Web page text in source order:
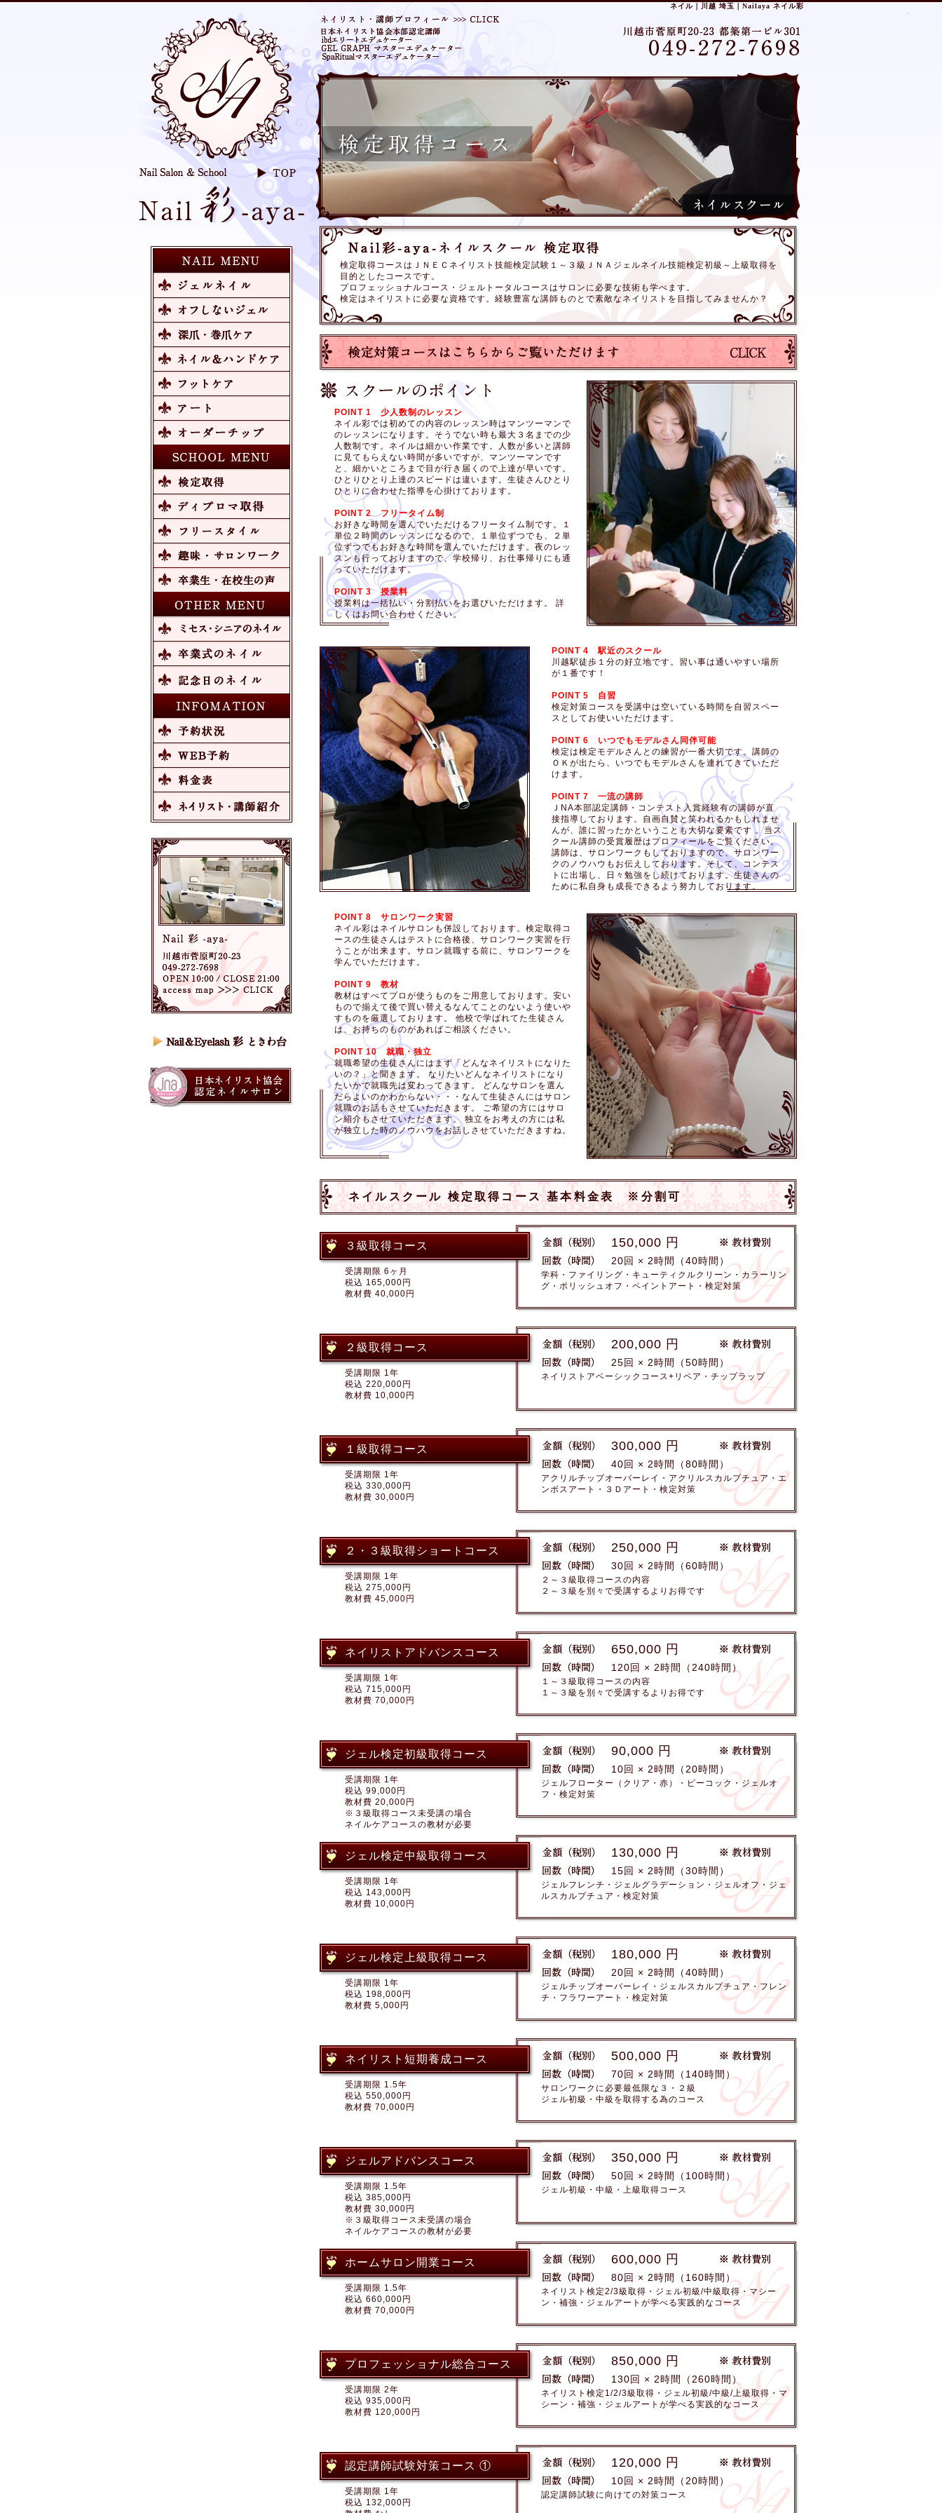
ネイル｜川越 埼玉｜Nailaya ネイル彩
検定取得コースはＪＮＥＣネイリスト技能検定試験１～３級ＪＮＡジェルネイル技能検定初級～上級取得を
目的としたコースです。
プロフェッショナルコース・ジェルトータルコースはサロンに必要な技術も学べます。
検定はネイリストに必要な資格です。経験豊富な講師ものとで素敵なネイリストを目指してみませんか？
POINT 1 少人数制のレッスン
ネイル彩では初めての内容のレッスン時はマンツーマンで
のレッスンになります。そうでない時も最大３名までの少
人数制です。ネイルは細かい作業です。人数が多いと講師
に見てもらえない時間が多いですが、マンツーマンです
と、細かいところまで目が行き届くので上達が早いです。
ひとりひとり上達のスピードは違います。生徒さんひとり
ひとりに合わせた指導を心掛けております。
POINT 2 フリータイム制
お好きな時間を選んでいただけるフリータイム制です。１
単位２時間のレッスンになるので、１単位ずつでも、２単
位ずつでもお好きな時間を選んでいただけます。夜のレッ
スンも行っておりますので、学校帰り、お仕事帰りにも通
っていただけます。
POINT 3 授業料
授業料は一括払い・分割払いをお選びいただけます。 詳
しくはお問い合わせください。
POINT 4 駅近のスクール
川越駅徒歩１分の好立地です。習い事は通いやすい場所
が１番です！
POINT 5 自習
検定対策コースを受講中は空いている時間を自習スペー
スとしてお使いいただけます。
POINT 6 いつでもモデルさん同伴可能
検定は検定モデルさんとの練習が一番大切です。講師の
ＯＫが出たら、いつでもモデルさんを連れてきていただ
けます。
POINT 7 一流の講師
ＪNA本部認定講師・コンテスト入賞経験有の講師が直
接指導しております。自画自賛と笑われるかもしれませ
んが、誰に習ったかということも大切な要素です 。当ス
クール講師の受賞履歴はプロフィールをご覧ください。
講師は、サロンワークもしておりますので、サロンワー
クのノウハウもお伝えしております。そして、コンテス
トに出場し、日々勉強をし続けております。生徒さんの
ために私自身も成長できるよう努力しております。
POINT 8 サロンワーク実習
ネイル彩はネイルサロンも併設しております。検定取得コ
ースの生徒さんはテストに合格後、サロンワーク実習を行
うことが出来ます。サロン就職する前に、サロンワークを
学んでいただけます。
POINT 9 教材
教材はすべてプロが使うものをご用意しております。安い
もので揃えて後で買い替えるなんてことのないよう使いや
すものを厳選しております。 他校で学ばれてた生徒さん
は、お持ちのものがあればご相談ください。
POINT 10 就職・独立
就職希望の生徒さんにはまず「どんなネイリストになりた
いの？」と聞きます。 なりたいどんなネイリストになり
たいかで就職先は変わってきます。 どんなサロンを選ん
だらよいのかわからない・・・なんて生徒さんにはサロン
就職のお話もさせていただきます。 ご希望の方にはサロ
ン紹介もさせていただきます。 独立をお考えの方には私
が独立した時のノウハウをお話しさせていただきますね。
ネイルスクール 検定取得コース 基本料金表 ※分割可
３級取得コース
受講期限 6ヶ月
税込 165,000円
教材費 40,000円
２級取得コース
受講期限 1年
税込 220,000円
教材費 10,000円
１級取得コース
受講期限 1年
税込 330,000円
教材費 30,000円
２・３級取得ショートコース
受講期限 1年
税込 275,000円
教材費 45,000円
ネイリストアドバンスコース
受講期限 1年
税込 715,000円
教材費 70,000円
ジェル検定初級取得コース
受講期限 1年
税込 99,000円
教材費 20,000円
※３級取得コース未受講の場合
ネイルケアコースの教材が必要
ジェル検定中級取得コース
受講期限 1年
税込 143,000円
教材費 10,000円
ジェル検定上級取得コース
受講期限 1年
税込 198,000円
教材費 5,000円
ネイリスト短期養成コース
受講期限 1.5年
税込 550,000円
教材費 70,000円
ジェルアドバンスコース
受講期限 1.5年
税込 385,000円
教材費 30,000円
※３級取得コース未受講の場合
ネイルケアコースの教材が必要
ホームサロン開業コース
受講期限 1.5年
税込 660,000円
教材費 70,000円
プロフェッショナル総合コース
受講期限 2年
税込 935,000円
教材費 120,000円
認定講師試験対策コース ①
受講期限 1年
税込 132,000円
150,000 円
20回 × 2時間（40時間）
学科・ファイリング・キューティクルクリーン・カラーリン
グ・ポリッシュオフ・ペイントアート・検定対策
200,000 円
25回 × 2時間（50時間）
ネイリストアベーシックコース+リペア・チップラップ
300,000 円
40回 × 2時間（80時間）
アクリルチップオーバーレイ・アクリルスカルプチュア・エ
ンボスアート・３Ｄアート・検定対策
250,000 円
30回 × 2時間（60時間）
２～３級取得コースの内容
２～３級を別々で受講するよりお得です
650,000 円
120回 × 2時間（240時間）
１～３級取得コースの内容
１～３級を別々で受講するよりお得です
90,000 円
10回 × 2時間（20時間）
ジェルフローター（クリア・赤）・ピーコック・ジェルオ
フ・検定対策
130,000 円
15回 × 2時間（30時間）
ジェルフレンチ・ジェルグラデーション・ジェルオフ・ジェ
ルスカルプチュア・検定対策
180,000 円
20回 × 2時間（40時間）
ジェルチップオーバーレイ・ジェルスカルプチュア・フレン
チ・フラワーアート・検定対策
500,000 円
70回 × 2時間（140時間）
サロンワークに必要最低限な３・２級
ジェル初級・中級を取得する為のコース
350,000 円
50回 × 2時間（100時間）
ジェル初級・中級・上級取得コース
600,000 円
80回 × 2時間（160時間）
ネイリスト検定2/3級取得・ジェル初級/中級取得・マシー
ン・補強・ジェルアートが学べる実践的なコース
850,000 円
130回 × 2時間（260時間）
ネイリスト検定1/2/3級取得・ジェル初級/中級/上級取得・マ
シーン・補強・ジェルアートが学べる実践的なコース
120,000 円
10回 × 2時間（20時間）
認定講師試験に向けての対策コース